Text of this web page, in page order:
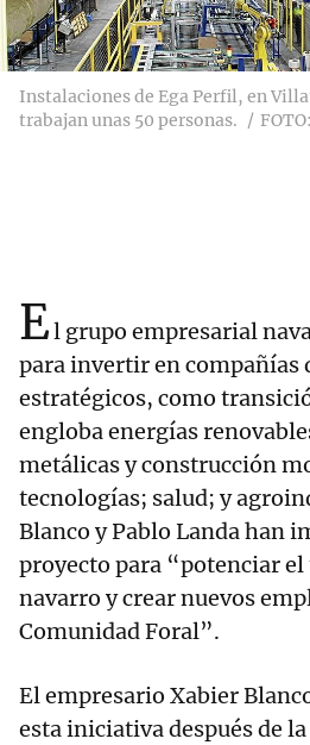
Instalaciones de Ega Perfil, en
trabajan unas 50 personas.
El grupo empresarial
para invertir en compañías
estratégicos, como
engloba energías
metálicas y construcción
tecnologías; salud; y
Blanco y Pablo Landa han
proyecto para “potenciar
navarro y crear nuevos
Comunidad Foral”.
El empresario Xabier
esta iniciativa después de